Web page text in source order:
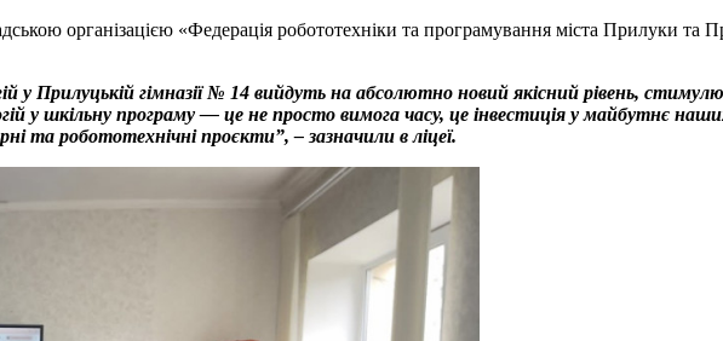
організацією «Федерація робототехніки та програмування міста Прилуки
у Прилуцькій гімназії № 14 вийдуть на абсолютно новий якісний рівень,
у шкільну програму — це не просто вимога часу, це інвестиція у майбутнє
та робототехнічні проєкти”, – зазначили в ліцеї.